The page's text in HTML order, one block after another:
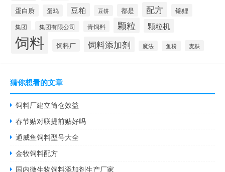
蛋白质 蛋鸡 豆粕 豆饼 都是 配方 锦鲤
集团 集团有限公司 青饲料 颗粒 颗粒机
饲料 饲料厂 饲料添加剂 魔法 鱼粉 麦麸
猜你想看的文章
饲料厂建立筒仓效益
春节贴对联提前贴好吗
通威鱼饲料型号大全
金牧饲料配方
国内微生物饲料添加剂生产厂家